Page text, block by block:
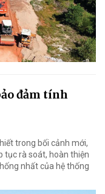
đảm tính
trong bối cảnh mới,
tục rà soát, hoàn thiện
nhất của hệ thống